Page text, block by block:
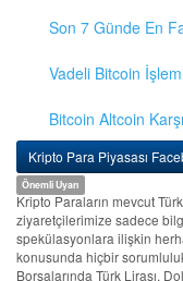
Son 7 Günde En
Vadeli Bitcoin
Bitcoin Altcoin
Kripto Para Piyasası
Önemli Uyarı
Kripto Paraların mevcut
ziyaretçilerimize sadece
spekülasyonlara ilişkin
konusunda hiçbir
Borsalarında Türk Lirası,